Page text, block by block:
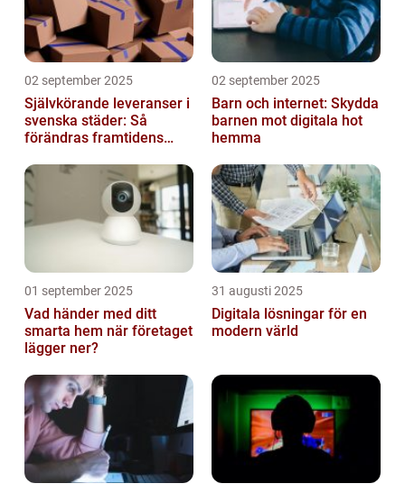
02 september 2025
Självkörande leveranser i
svenska städer: Så
förändras framtidens
02 september 2025
Barn och internet: Skydda
barnen mot digitala hot
hemma
01 september 2025
Vad händer med ditt
smarta hem när företaget
lägger ner?
31 augusti 2025
Digitala lösningar för en
modern värld